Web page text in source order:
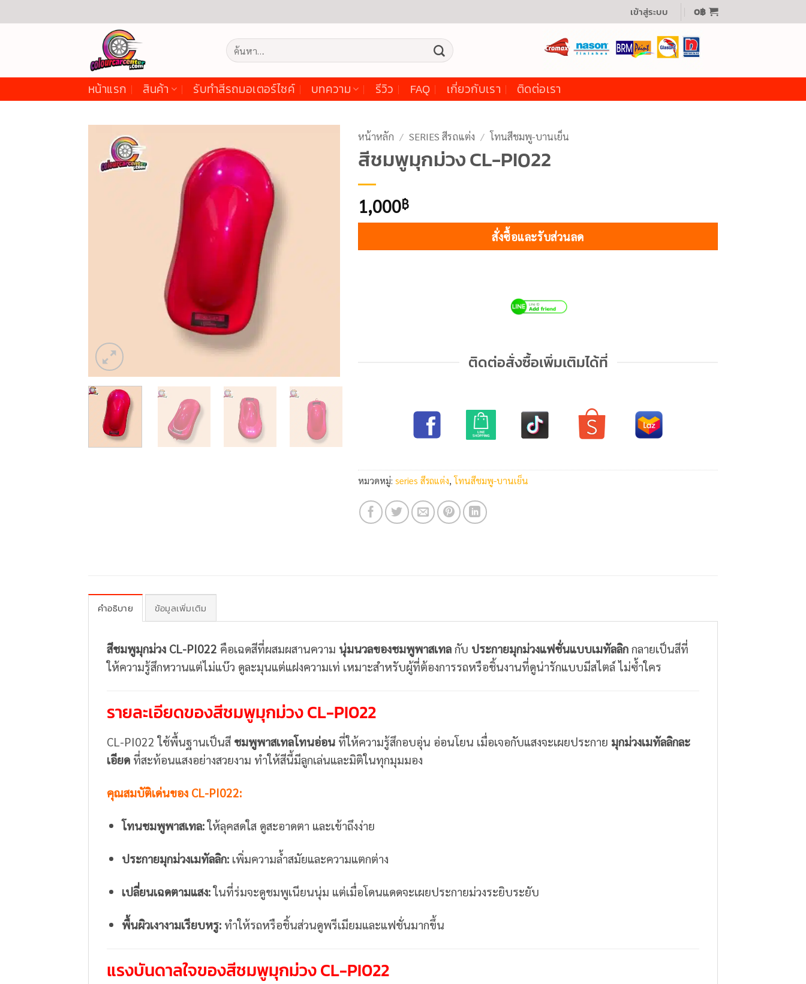
ไป
เข้าสู่ระบบ 0฿
ค้นหา:
หน้าแรก สินค้า รับทำสีรถมอเตอร์ไซค์ บทความ รีวิว FAQ เกี่ยวกับเรา ติดต่อเรา
หน้าหลัก / SERIES สีรถแต่ง / โทนสีชมพู-บานเย็น
สีชมพูมุกม่วง CL-PI022
1,000฿
สั่งซื้อและรับส่วนลด
ติดต่อสั่งซื้อเพิ่มเติมได้ที่
หมวดหมู่: series สีรถแต่ง,โทนสีชมพู-บานเย็น
คำอธิบาย ข้อมูลเพิ่มเติม
สีชมพูมุกม่วง CL-PI022 คือเฉดสีที่ผสมผสานความ นุ่มนวลของชมพูพาสเทล กับ ประกายมุกม่วงแฟชั่นแบบเมทัลลิก กลายเป็นสีที่
ให้ความรู้สึกหวานแต่ไม่แบ๊ว ดูละมุนแต่แฝงความเท่ เหมาะสำหรับผู้ที่ต้องการรถหรือชิ้นงานที่ดูน่ารักแบบมีสไตล์ ไม่ซ้ำใคร
รายละเอียดของสีชมพูมุกม่วง CL-PI022
CL-PI022 ใช้พื้นฐานเป็นสี ชมพูพาสเทลโทนอ่อน ที่ให้ความรู้สึกอบอุ่น อ่อนโยน เมื่อเจอกับแสงจะเผยประกาย มุกม่วงเมทัลลิกละ
เอียด ที่สะท้อนแสงอย่างสวยงาม ทำให้สีนี้มีลูกเล่นและมิติในทุกมุมมอง
คุณสมบัติเด่นของ CL-PI022:
โทนชมพูพาสเทล:ให้ลุคสดใส ดูสะอาดตา และเข้าถึงง่าย
ประกายมุกม่วงเมทัลลิก:เพิ่มความล้ำสมัยและความแตกต่าง
เปลี่ยนเฉดตามแสง:ในที่ร่มจะดูชมพูเนียนนุ่ม แต่เมื่อโดนแดดจะเผยประกายม่วงระยิบระยับ
พื้นผิวเงางามเรียบหรู:ทำให้รถหรือชิ้นส่วนดูพรีเมียมและแฟชั่นมากขึ้น
แรงบันดาลใจของสีชมพูมุกม่วง CL-PI022